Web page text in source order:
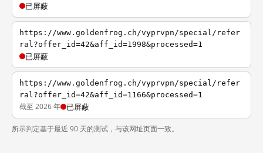
已屏蔽
https://www.goldenfrog.ch/vyprvpn/special/refer
ral?offer_id=42&aff_id=1998&processed=1
已屏蔽
https://www.goldenfrog.ch/vyprvpn/special/refer
ral?offer_id=42&aff_id=1166&processed=1
截至 2026 年 已屏蔽
所示判定基于最近 90 天的测试，与该网址页面一致。